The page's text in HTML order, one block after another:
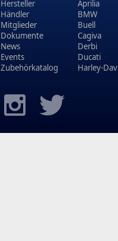
Hersteller
Händler
Mitglieder
Dokumente
News
Events
Zubehörkatalog
Aprilia
BMW
Buell
Cagiva
Derbi
Ducati
Harley-